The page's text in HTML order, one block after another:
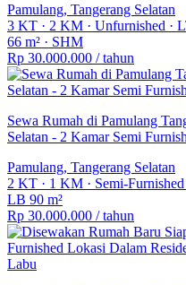
Pamulang, Tangerang Selatan
3 KT · 2 KM · Unfurnished ·
66 m² · SHM
Rp 30.000.000 / tahun
Sewa Rumah di Pamulang
Selatan - 2 Kamar Semi Furnish
Pamulang, Tangerang Selatan
2 KT · 1 KM · Semi-Furnished
LB 90 m²
Rp 30.000.000 / tahun